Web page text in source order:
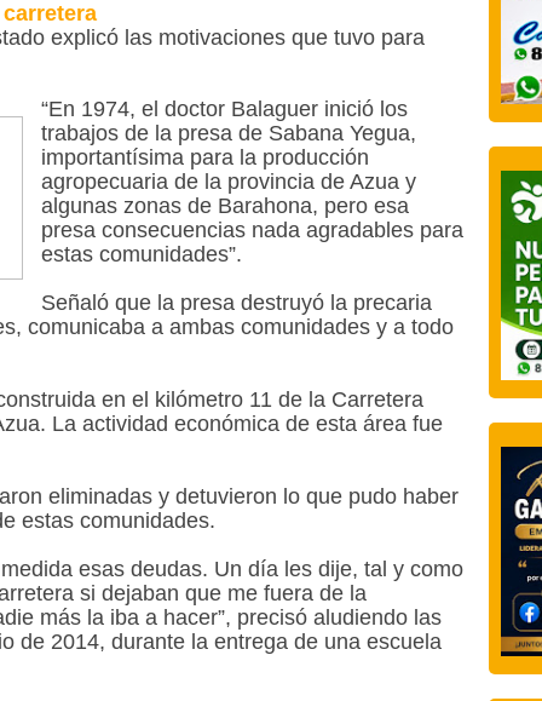
explicó las motivaciones que tuvo para
“En 1974, el doctor Balaguer inició los
trabajos de la presa de Sabana Yegua,
importantísima para la producción
agropecuaria de la provincia de Azua y
algunas zonas de Barahona, pero esa
presa consecuencias nada agradables para
estas comunidades”.
Señaló que la presa destruyó la precaria
comunicaba a ambas comunidades y a todo
en el kilómetro 11 de la Carretera
La actividad económica de esta área fue
eliminadas y detuvieron lo que pudo haber
estas comunidades.
esas deudas. Un día les dije, tal y como
si dejaban que me fuera de la
más la iba a hacer”, precisó aludiendo las
de 2014, durante la entrega de una escuela